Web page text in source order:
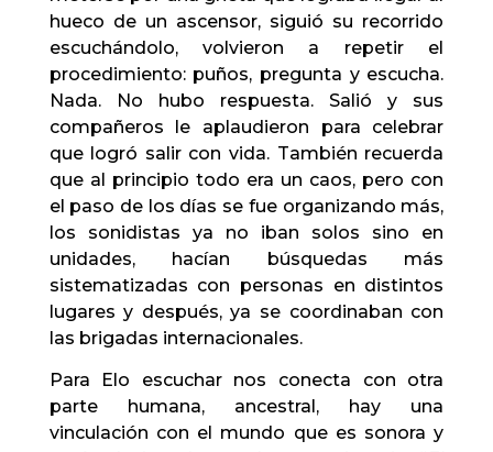
hueco de un ascensor, siguió su recorrido
escuchándolo, volvieron a repetir el
procedimiento: puños, pregunta y escucha.
Nada. No hubo respuesta. Salió y sus
compañeros le aplaudieron para celebrar
que logró salir con vida. También recuerda
que al principio todo era un caos, pero con
el paso de los días se fue organizando más,
los sonidistas ya no iban solos sino en
unidades, hacían búsquedas más
sistematizadas con personas en distintos
lugares y después, ya se coordinaban con
las brigadas internacionales.
Para Elo escuchar nos conecta con otra
parte humana, ancestral, hay una
vinculación con el mundo que es sonora y